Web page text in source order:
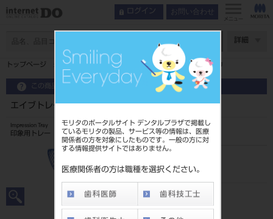
モリタのポータルサイト デンタルプラザで掲載し
ているモリタの製品、サービス等の情報は、医療
関係者の方を対象にしたものです。一般の方に対
する情報提供サイトではありません。
医療関係者の方は職種を選択ください。
ログイン お問い合わせ
メニュー
詳細
トップページ エイブトレー ハイフレックス AC 有歯顎用 LU
この商品に関するお問い合わせ
エイブトレー ハイフレックス AC 有歯顎用 LU
Impression Tray
印象用トレー
207080816LU
JAN/EANコード